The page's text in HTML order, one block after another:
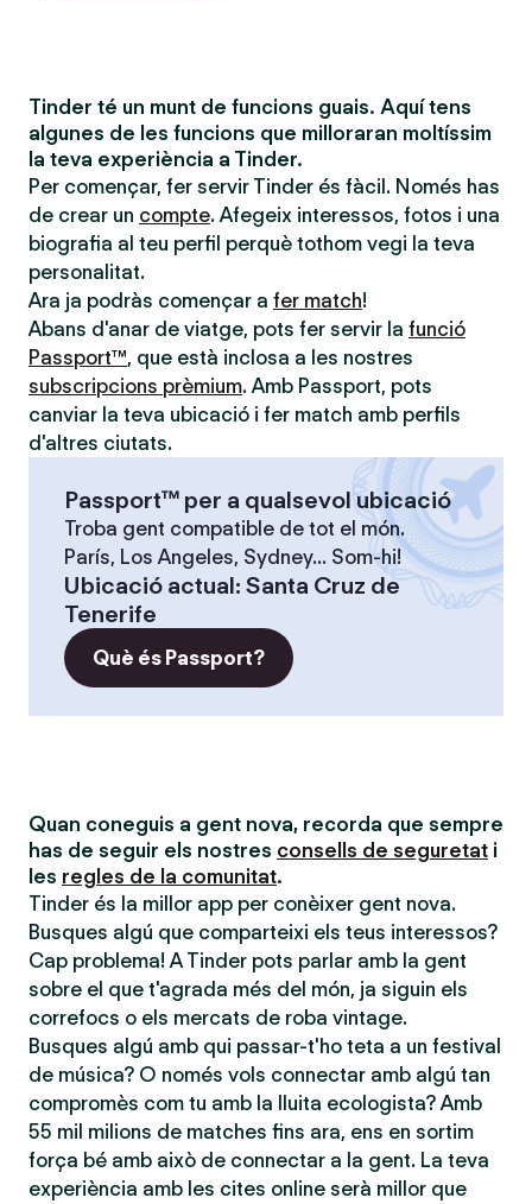
Tinder té un munt de funcions guais. Aquí tens
algunes de les funcions que milloraran moltíssim
la teva experiència a Tinder.
Per començar, fer servir Tinder és fàcil. Només has
de crear un compte. Afegeix interessos, fotos i una
biografia al teu perfil perquè tothom vegi la teva
personalitat.
Ara ja podràs començar a fer match!
Abans d'anar de viatge, pots fer servir la funció
Passport™, que està inclosa a les nostres
subscripcions prèmium. Amb Passport, pots
canviar la teva ubicació i fer match amb perfils
d'altres ciutats.
Passport™ per a qualsevol ubicació
Troba gent compatible de tot el món.
París, Los Angeles, Sydney... Som-hi!
Ubicació actual: Santa Cruz de
Tenerife
Què és Passport?
Quan coneguis a gent nova, recorda que sempre
has de seguir els nostres consells de seguretat i
les regles de la comunitat.
Tinder és la millor app per conèixer gent nova.
Busques algú que comparteixi els teus interessos?
Cap problema! A Tinder pots parlar amb la gent
sobre el que t'agrada més del món, ja siguin els
correfocs o els mercats de roba vintage.
Busques algú amb qui passar-t'ho teta a un festival
de música? O només vols connectar amb algú tan
compromès com tu amb la lluita ecologista? Amb
55 mil milions de matches fins ara, ens en sortim
força bé amb això de connectar a la gent. La teva
experiència amb les cites online serà millor que